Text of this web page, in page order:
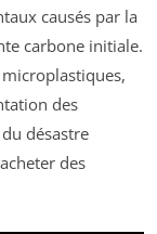
causés par la
carbone initiale.
des
désastre
des